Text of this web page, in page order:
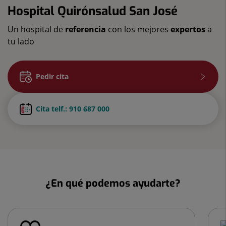
Hospital Quirónsalud San José
Un hospital de referencia con los mejores expertosa
tu lado
Pedir cita
Cita telf.: 910 687 000
¿En qué podemos ayudarte?
Número